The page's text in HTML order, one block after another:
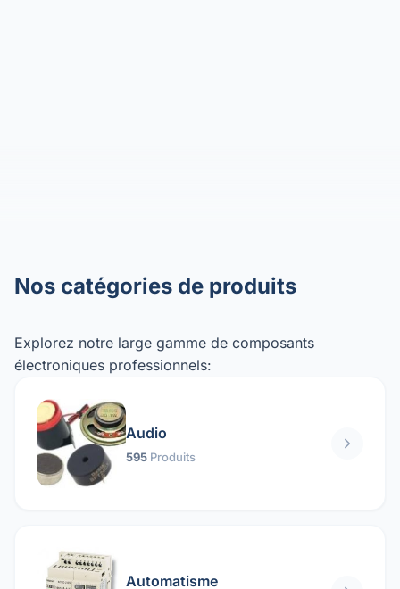
Nos catégories de produits
Explorez notre large gamme de composants
électroniques professionnels:
Audio
595 Produits
Automatisme